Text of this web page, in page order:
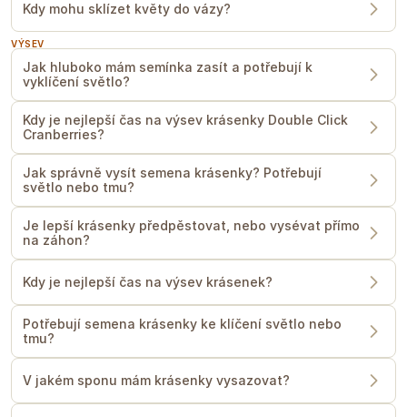
Kdy mohu sklízet květy do vázy?
VÝSEV
Jak hluboko mám semínka zasít a potřebují k
vyklíčení světlo?
Kdy je nejlepší čas na výsev krásenky Double Click
Cranberries?
Jak správně vysít semena krásenky? Potřebují
světlo nebo tmu?
Je lepší krásenky předpěstovat, nebo vysévat přímo
na záhon?
Kdy je nejlepší čas na výsev krásenek?
Potřebují semena krásenky ke klíčení světlo nebo
tmu?
V jakém sponu mám krásenky vysazovat?